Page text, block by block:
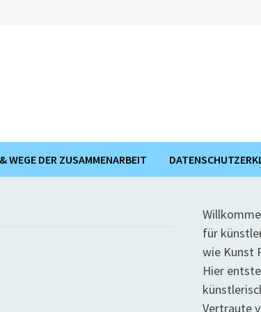
WEGE DER ZUSAMMENARBEIT
für
wie Kunst
Hier
Vertraute